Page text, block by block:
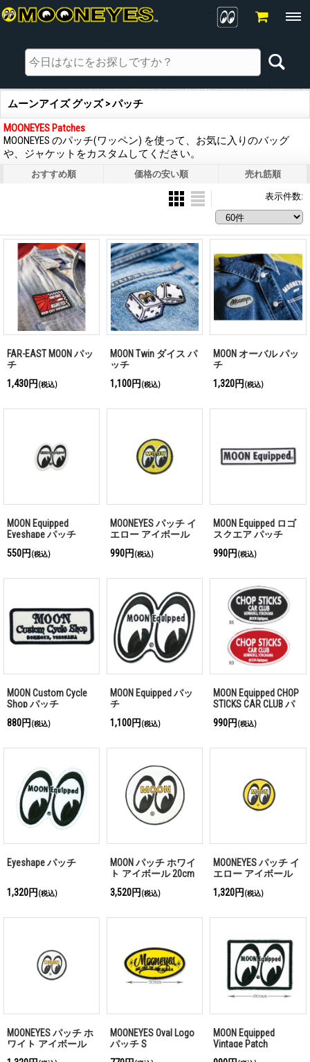
ムーンアイズ グッズ > パッチ
MOONEYES Patches
MOONEYES のパッチ(ワッペン) を使って、お気に入りのバッグ
や、ジャケットをカスタムしてください。
おすすめ順 価格の安い順 売れ筋順
表示件数:
FAR-EAST MOON パッ
チ
1,430円 (税込)
MOON Twin ダイス パ
ッチ
1,100円 (税込)
MOON オーバル パッ
チ
1,320円 (税込)
MOON Equipped
Eyeshape パッチ
550円 (税込)
MOONEYES パッチ イ
エロー アイボール
990円 (税込)
MOON Equipped ロゴ
スクエア パッチ
990円 (税込)
MOON Custom Cycle
Shop パッチ
880円 (税込)
MOON Equipped パッ
チ
1,100円 (税込)
MOON Equipped CHOP
STICKS CAR CLUB パ
ッチ
990円 (税込)
Eyeshape パッチ
1,320円 (税込)
MOON パッチ ホワイ
ト アイボール 20cm
3,520円 (税込)
MOONEYES パッチ イ
エロー アイボール
8cm
1,320円 (税込)
MOONEYES パッチ ホ
ワイト アイボール
MOONEYES Oval Logo
パッチ S
MOON Equipped
Vintage Patch